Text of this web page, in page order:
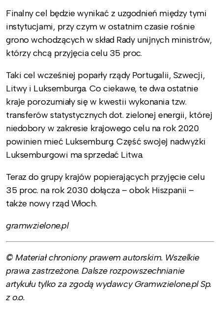
Finalny cel będzie wynikać z uzgodnień między tymi
instytucjami, przy czym w ostatnim czasie rośnie
grono wchodzących w skład Rady unijnych ministrów,
którzy chcą przyjęcia celu 35 proc.
Taki cel wcześniej poparły rządy Portugalii, Szwecji,
Litwy i Luksemburga. Co ciekawe, te dwa ostatnie
kraje porozumiały się w kwestii wykonania tzw.
transferów statystycznych dot. zielonej energii, której
niedobory w zakresie krajowego celu na rok 2020
powinien mieć Luksemburg. Część swojej nadwyżki
Luksemburgowi ma sprzedać Litwa.
Teraz do grupy krajów popierających przyjęcie celu
35 proc. na rok 2030 dołącza – obok Hiszpanii –
także nowy rząd Włoch.
gramwzielone.pl
© Materiał chroniony prawem autorskim. Wszelkie
prawa zastrzeżone. Dalsze rozpowszechnianie
artykułu tylko za zgodą wydawcy Gramwzielone.pl Sp.
z o.o.